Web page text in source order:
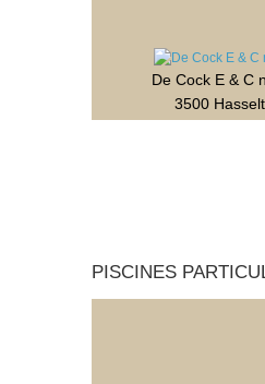
De Cock E & C
3500 Hasselt
PISCINES